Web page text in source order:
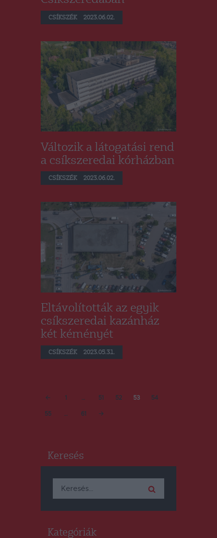
CSÍKSZÉK 2023.06.02.
Változik a látogatási rend
a csíkszeredai kórházban
CSÍKSZÉK 2023.06.02.
Eltávolították az egyik
csíkszeredai kazánház
két kéményét
CSÍKSZÉK 2023.05.31.
Bejegyzések
lapozása
<
PAGE
1 … PAGE
51 PAGE
52 PAGE
53 PAGE
54
PAGE
55 … PAGE
61
Keresés
Keresés:
Kategóriák